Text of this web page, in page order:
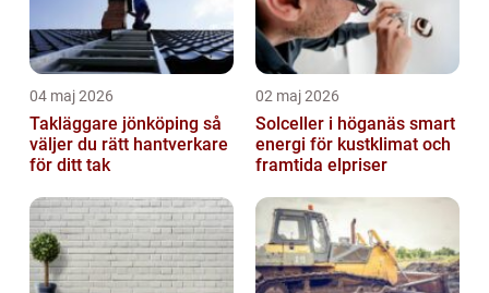
04 maj 2026
Takläggare jönköping så
väljer du rätt hantverkare
för ditt tak
02 maj 2026
Solceller i höganäs smart
energi för kustklimat och
framtida elpriser